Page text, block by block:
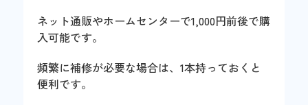
ネット通販やホームセンターで1,000円前後で購
入可能です。
頻繁に補修が必要な場合は、1本持っておくと
便利です。